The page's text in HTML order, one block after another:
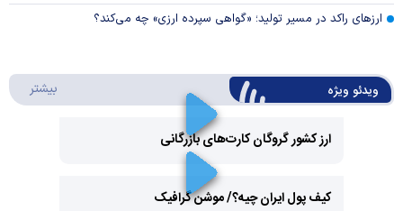
ارزهای راکد در مسیر تولید؛ «گواهی سپرده ارزی» چه می‌کند؟
ویدئو ویژه بیشتر
ارز کشور گروگان کارت‌های بازرگانی
کیف پول ایران چیه؟/ موشن گرافیک